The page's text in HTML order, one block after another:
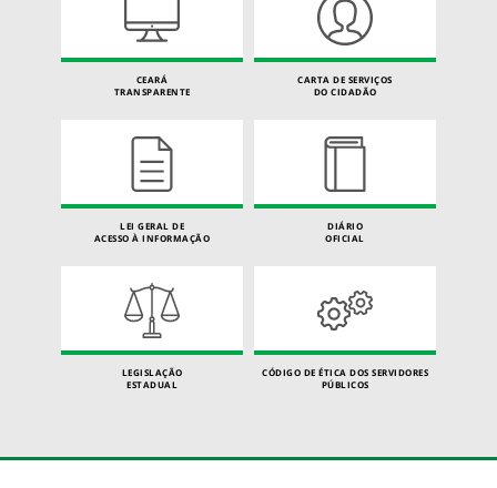
CEARÁ
TRANSPARENTE
CARTA DE SERVIÇOS
DO CIDADÃO
LEI GERAL DE
ACESSO À INFORMAÇÃO
DIÁRIO
OFICIAL
LEGISLAÇÃO
ESTADUAL
CÓDIGO DE ÉTICA DOS SERVIDORES
PÚBLICOS